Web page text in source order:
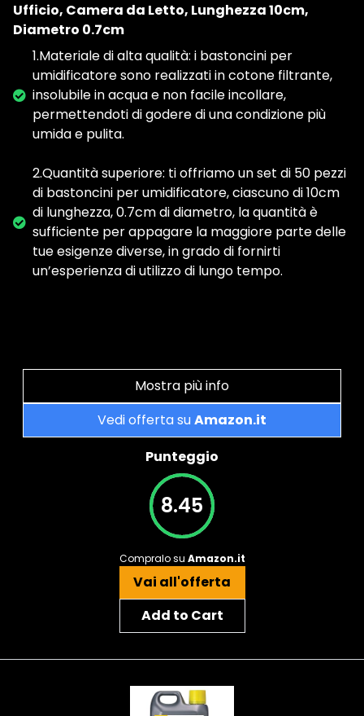
Ufficio, Camera da Letto, Lunghezza 10cm,
Diametro 0.7cm
1.Materiale di alta qualità: i bastoncini per
umidificatore sono realizzati in cotone filtrante,
insolubile in acqua e non facile incollare,
permettendoti di godere di una condizione più
umida e pulita.
2.Quantità superiore: ti offriamo un set di 50 pezzi
di bastoncini per umidificatore, ciascuno di 10cm
di lunghezza, 0.7cm di diametro, la quantità è
sufficiente per appagare la maggiore parte delle
tue esigenze diverse, in grado di fornirti
un’esperienza di utilizzo di lungo tempo.
Mostra più info
Vedi offerta suAmazon.it
Punteggio
8.45
Compralo su Amazon.it
Vai all'offerta
Add to Cart